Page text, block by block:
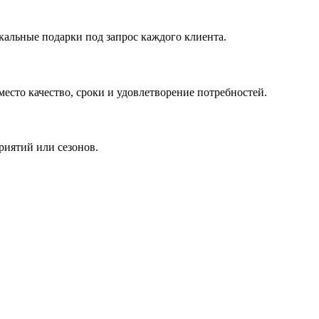
подарки под запрос каждого клиента.
качество, сроки и удовлетворение потребностей.
или сезонов.